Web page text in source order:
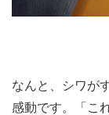
なんと、シワが
感動です。「こ